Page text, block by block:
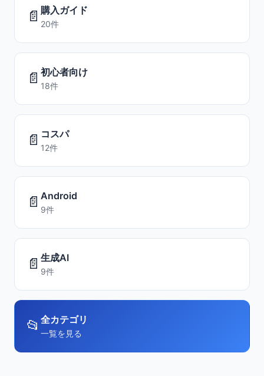
📄 購入ガイド
20件
📄 初心者向け
18件
📄 コスパ
12件
📄 Android
9件
📄 生成AI
9件
📂 全カテゴリ
一覧を見る